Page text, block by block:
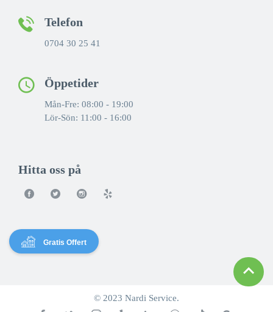
Telefon
0704 30 25 41
Öppetider
Mån-Fre: 08:00 - 19:00
Lör-Sön: 11:00 - 16:00
Hitta oss på
Gratis Offert
© 2023 Nardi Service.